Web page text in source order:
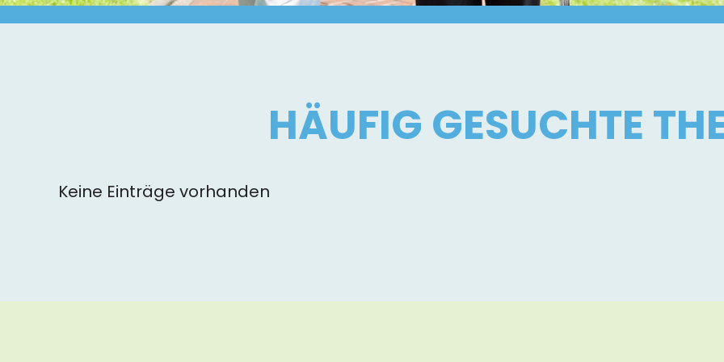
HÄUFIG GESUCHTE
Keine Einträge vorhanden